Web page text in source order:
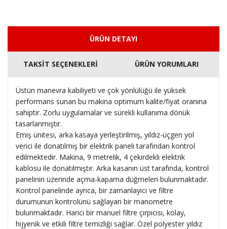
ÜRÜN DETAYI
TAKSİT SEÇENEKLERİ ÜRÜN YORUMLARI
Üstün manevra kabiliyeti ve çok yönlülüğü ile yüksek
performans sunan bu makina optimum kalite/fiyat oranına
sahiptir. Zorlu uygulamalar ve sürekli kullanıma dönük
tasarlanmıştır.
Emiş ünitesi, arka kasaya yerleştirilmiş, yıldız-üçgen yol
verici ile donatılmış bir elektrik paneli tarafından kontrol
edilmektedir. Makina, 9 metrelik, 4 çekirdekli elektrik
kablosu ile donatılmıştır. Arka kasanın üst tarafında, kontrol
panelinin üzerinde açma-kapama düğmeleri bulunmaktadır.
Kontrol panelinde ayrıca, bir zamanlayıcı ve filtre
durumunun kontrolünü sağlayan bir manometre
bulunmaktadır. Harici bir manuel filtre çırpıcısı, kolay,
hijyenik ve etkili filtre temizliği sağlar. Özel polyester yıldız